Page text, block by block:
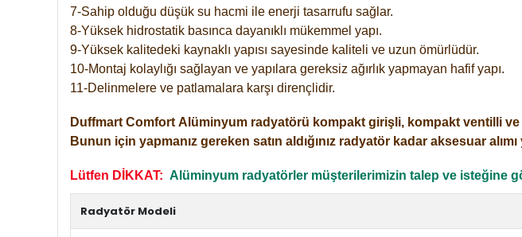
7-Sahip olduğu düşük su hacmi ile enerji tasarrufu sağlar.
8-Yüksek hidrostatik basınca dayanıklı mükemmel yapı.
9-Yüksek kalitedeki kaynaklı yapısı sayesinde kaliteli ve uzun ömürlüdür.
10-Montaj kolaylığı sağlayan ve yapılara gereksiz ağırlık yapmayan hafif yapı.
11-Delinmelere ve patlamalara karşı dirençlidir.
Duffmart Comfort Alüminyum radyatörü kompakt girişli, kompakt ventilli
Bunun için yapmanız gereken satın aldığınız radyatör kadar aksesuar
Lütfen DİKKAT: Alüminyum radyatörler müşterilerimizin talep ve isteğine
Radyatör Modeli